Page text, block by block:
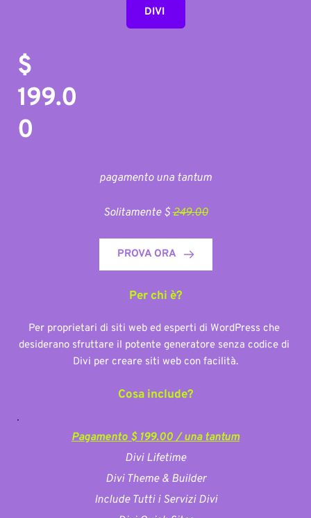
DIVI
$
199.0
0
pagamento una tantum
Solitamente $ 249.00
PROVA ORA
Per chi è?
Per proprietari di siti web ed esperti di WordPress che
desiderano sfruttare il potente generatore senza codice di
Divi per creare siti web con facilità.
Cosa include?
Pagamento $ 199.00 / una tantum
Divi Lifetime
Divi Theme & Builder
Include Tutti i Servizi Divi